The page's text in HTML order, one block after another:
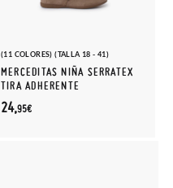
(11 COLORES) (TALLA 18 - 41)
MERCEDITAS NIÑA SERRATEX
TIRA ADHERENTE
24,95€